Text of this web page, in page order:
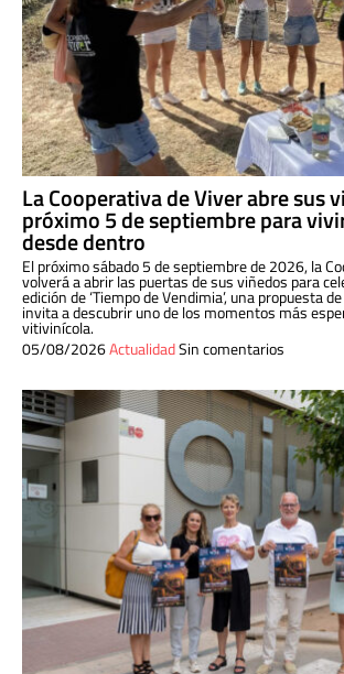
La Cooperativa de Viver abre sus
próximo 5 de septiembre para
desde dentro
El próximo sábado 5 de septiembre de 2026, la
volverá a abrir las puertas de sus viñedos para
edición de ‘Tiempo de Vendimia’, una propuesta
invita a descubrir uno de los momentos más
vitivinícola.
05/08/2026ActualidadSin comentarios